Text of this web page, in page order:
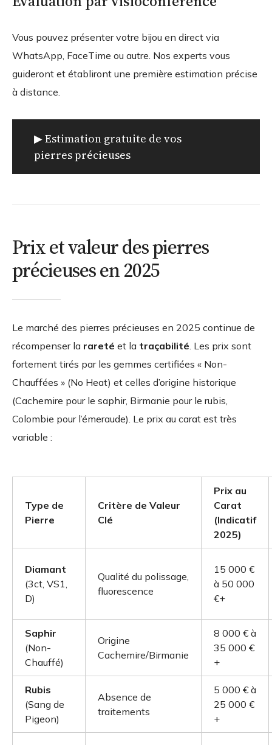
Vous pouvez présenter votre bijou en direct via
WhatsApp, FaceTime ou autre. Nos experts vous
guideront et établiront une première estimation précise
à distance.
▶ Estimation gratuite de vos
pierres précieuses
Prix et valeur des pierres
précieuses en 2025
Le marché des pierres précieuses en 2025 continue de
récompenser la rareté et la traçabilité. Les prix sont
fortement tirés par les gemmes certifiées « Non-
Chauffées » (No Heat) et celles d’origine historique
(Cachemire pour le saphir, Birmanie pour le rubis,
Colombie pour l’émeraude). Le prix au carat est très
variable :
Type de
Pierre
Critère de Valeur
Clé
Prix au
Carat
(Indicatif
2025)
Diamant
(3ct, VS1,
D)
Qualité du polissage,
fluorescence
15 000 €
à 50 000
€+
Saphir
(Non-
Chauffé)
Origine
Cachemire/Birmanie
8 000 € à
35 000 €
+
Rubis
(Sang de
Pigeon)
Absence de
traitements
5 000 € à
25 000 €
+